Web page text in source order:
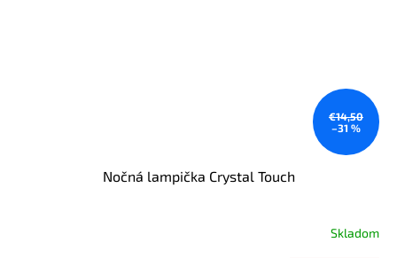
€14,50
–31 %
Nočná lampička Crystal Touch
Skladom